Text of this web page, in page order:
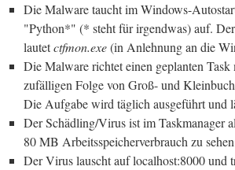
Die Malware taucht im Windows-
"Python*" (* steht für irgendwas) auf.
lautetctfmon.exe(in Anlehnung an die
Die Malware richtet einen geplanten Task
zufälligen Folge von Groß- und
Die Aufgabe wird täglich ausgeführt und
Der Schädling/Virus ist im Taskmanager
80 MB Arbeitsspeicherverbrauch zu
Der Virus lauscht auf localhost:8000 und